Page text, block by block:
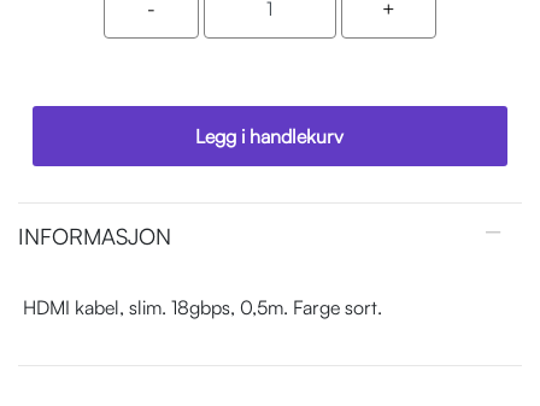
Legg i handlekurv
INFORMASJON
HDMI kabel, slim. 18gbps, 0,5m. Farge sort.